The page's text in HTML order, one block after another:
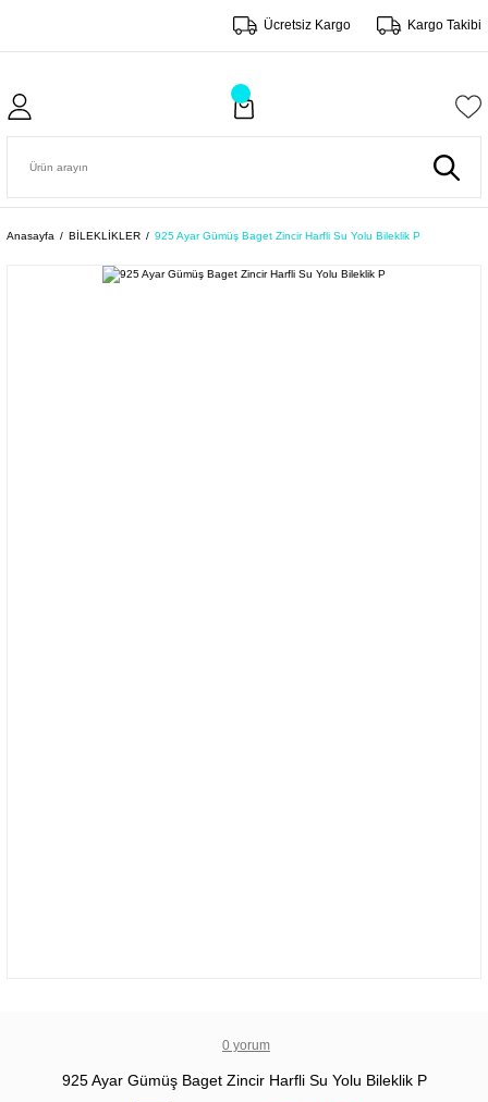
Ücretsiz Kargo Kargo Takibi
Anasayfa BİLEKLİKLER 925 Ayar Gümüş Baget Zincir Harfli Su Yolu Bileklik P
0 yorum
925 Ayar Gümüş Baget Zincir Harfli Su Yolu Bileklik P